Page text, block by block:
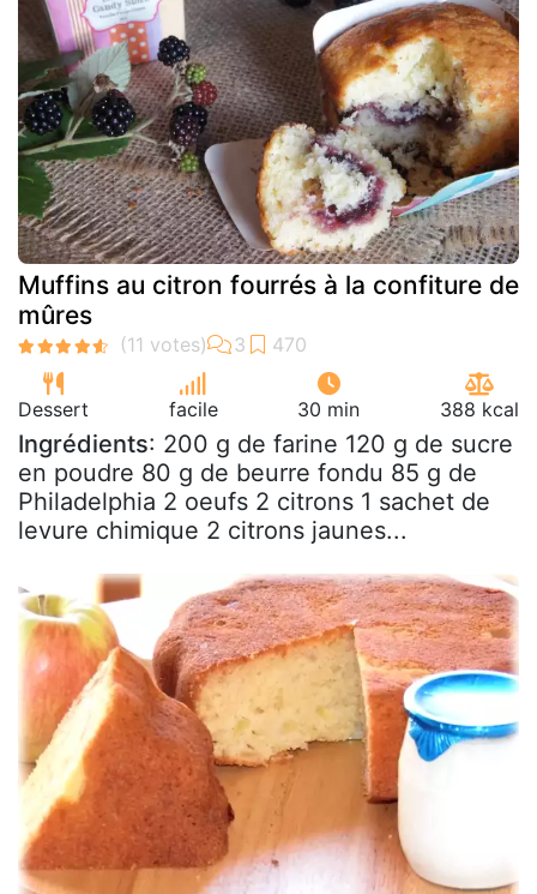
Muffins au citron fourrés à la confiture de
mûres
Dessert facile 30 min 388 kcal
Ingrédients: 200 g de farine 120 g de sucre
en poudre 80 g de beurre fondu 85 g de
Philadelphia 2 oeufs 2 citrons 1 sachet de
levure chimique 2 citrons jaunes...